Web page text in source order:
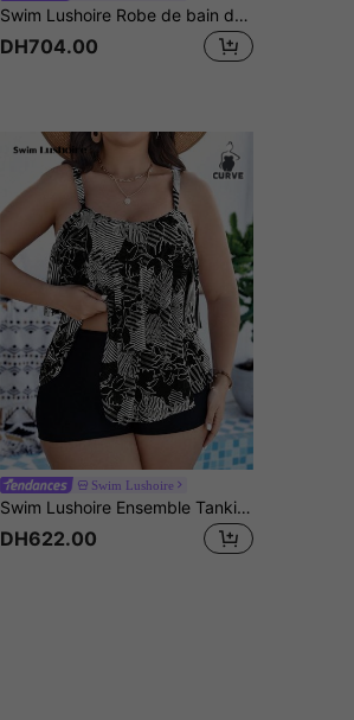
Swim Lushoire Robe de bain de vacances d'été pour la plage de grande taille avec cordon de serrage à encolure en V et manches courtes transparentes
DH704.00
Swim Lushoire
Swim Lushoire Ensemble Tankini d'imprimé floral de plage d'été de grande taille pour les vacances
DH622.00